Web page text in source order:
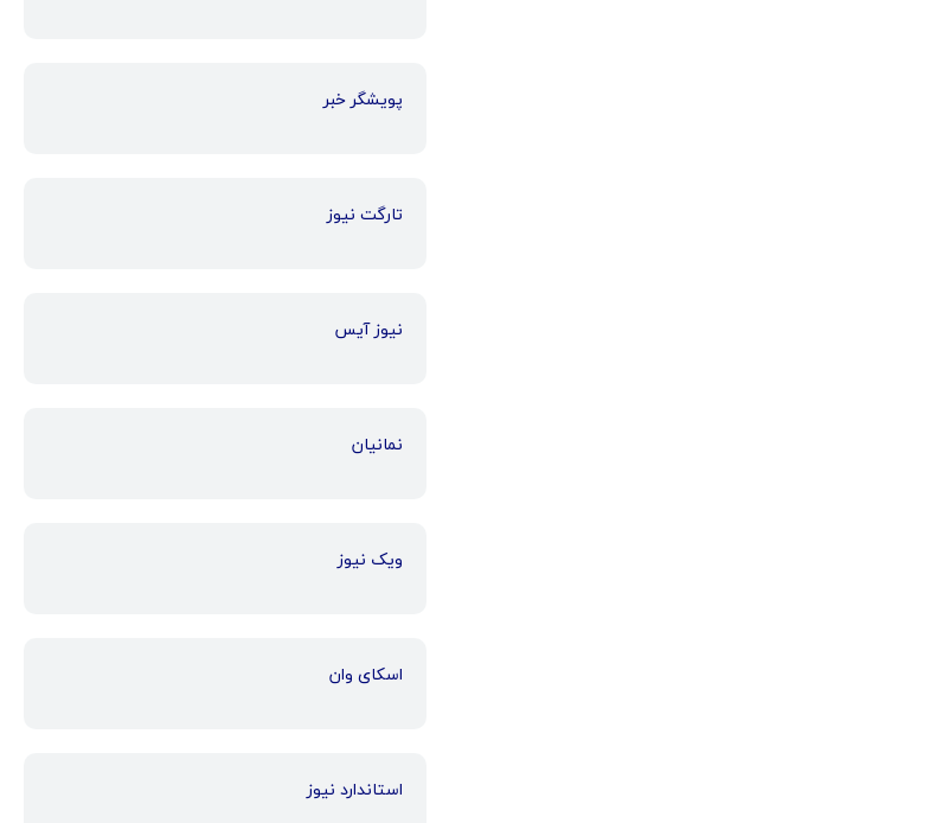
پویشگر خبر
تارگت نیوز
نیوز آیس
نمانیان
ویک نیوز
اسکای وان
استاندارد نیوز